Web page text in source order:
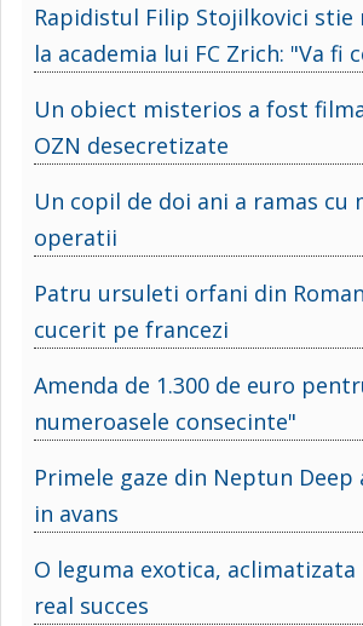
Rapidistul Filip Stojilkovici
la academia lui FC Zrich: "Va
Un obiect misterios a fost
OZN desecretizate
Un copil de doi ani a ramas
operatii
Patru ursuleti orfani din
cucerit pe francezi
Amenda de 1.300 de euro
numeroasele consecinte"
Primele gaze din Neptun
in avans
O leguma exotica,
real succes